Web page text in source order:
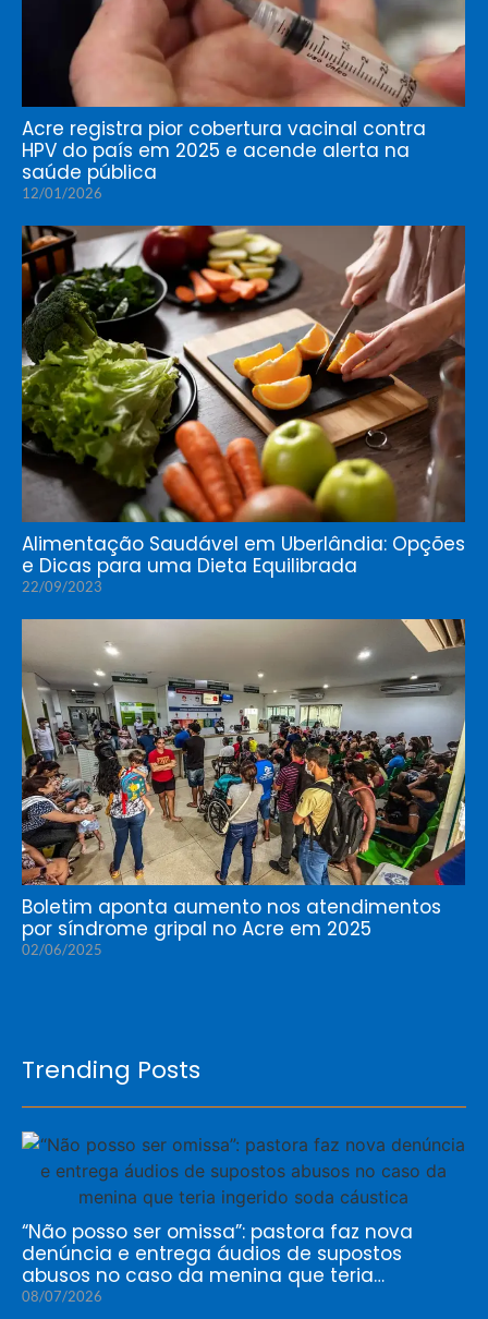
Acre registra pior cobertura vacinal contra
HPV do país em 2025 e acende alerta na
saúde pública
12/01/2026
Alimentação Saudável em Uberlândia: Opções
e Dicas para uma Dieta Equilibrada
22/09/2023
Boletim aponta aumento nos atendimentos
por síndrome gripal no Acre em 2025
02/06/2025
Trending Posts
“Não posso ser omissa”: pastora faz nova
denúncia e entrega áudios de supostos
abusos no caso da menina que teria…
08/07/2026